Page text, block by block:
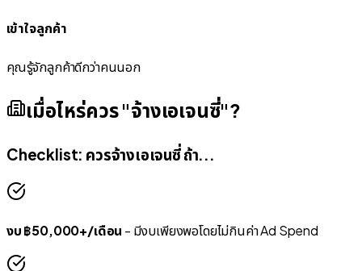
เข้าใจลูกค้า
คุณรู้จักลูกค้าดีกว่าคนนอก
เมื่อไหร่ควร "จ้างเอเจนซี่"?
Checklist: ควรจ้างเอเจนซี่ ถ้า...
งบ ฿50,000+/เดือน - มีงบเพียงพอโดยไม่กินค่า Ad Spend